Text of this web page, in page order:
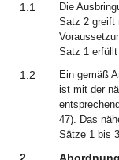
1.1
Die
Satz 2 greift
Satz 1
1.2
Ein gemäß
ist mit der
47). Das
Sätze 1 bis